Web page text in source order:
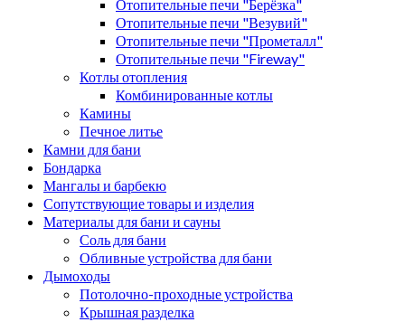
Отопительные печи "Берёзка"
Отопительные печи "Везувий"
Отопительные печи "Прометалл"
Отопительные печи "Fireway"
Котлы отопления
Комбинированные котлы
Камины
Печное литье
Камни для бани
Бондарка
Мангалы и барбекю
Сопутствующие товары и изделия
Материалы для бани и сауны
Соль для бани
Обливные устройства для бани
Дымоходы
Потолочно-проходные устройства
Крышная разделка